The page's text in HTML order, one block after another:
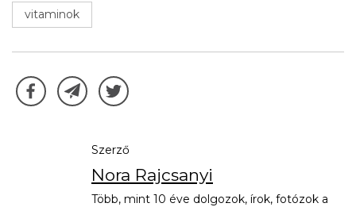
vitaminok
Szerző
Nora Rajcsanyi
Több, mint 10 éve dolgozok, írok, fotózok a